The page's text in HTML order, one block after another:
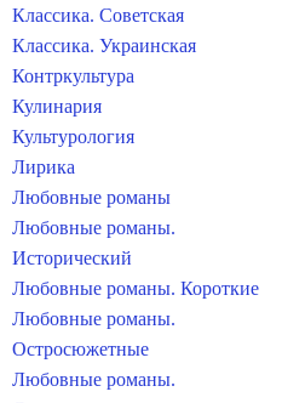
Классика. Советская
Классика. Украинская
Контркультура
Кулинария
Культурология
Лирика
Любовные романы
Любовные романы.
Исторический
Любовные романы. Короткие
Любовные романы.
Остросюжетные
Любовные романы.